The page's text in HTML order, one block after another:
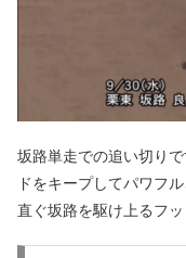
坂路単走での追い切り
ドをキープしてパワフ
直ぐ坂路を駆け上るフ